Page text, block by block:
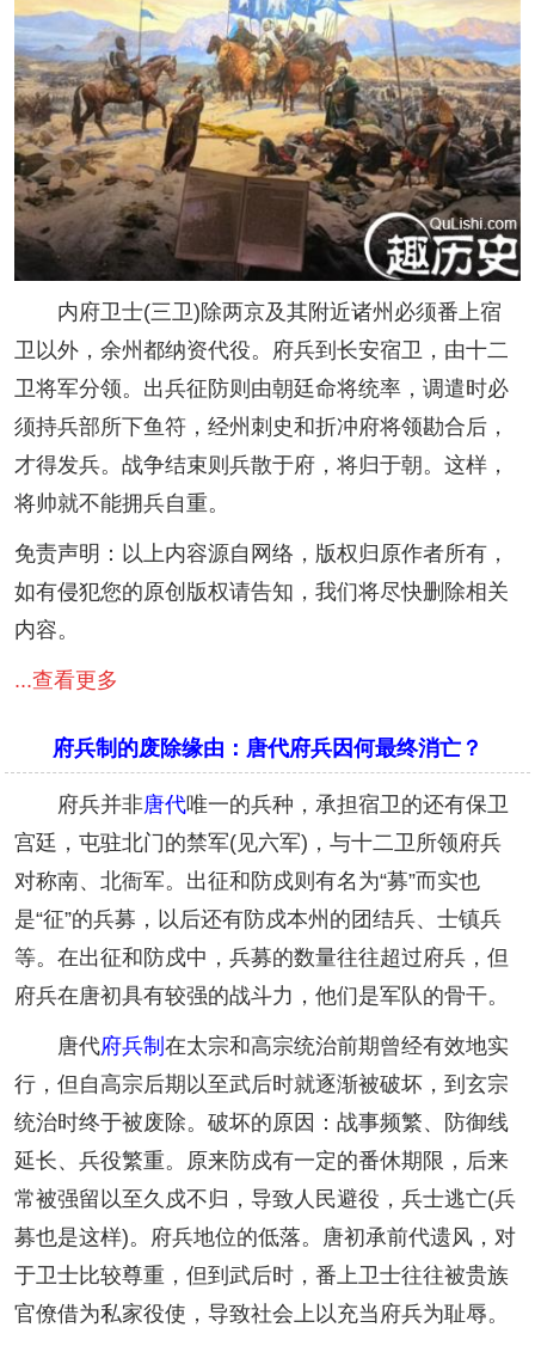
内府卫士(三卫)除两京及其附近诸州必须番上宿
卫以外，余州都纳资代役。府兵到长安宿卫，由十二
卫将军分领。出兵征防则由朝廷命将统率，调遣时必
须持兵部所下鱼符，经州刺史和折冲府将领勘合后，
才得发兵。战争结束则兵散于府，将归于朝。这样，
将帅就不能拥兵自重。
免责声明：以上内容源自网络，版权归原作者所有，
如有侵犯您的原创版权请告知，我们将尽快删除相关
内容。
...查看更多
府兵制的废除缘由：唐代府兵因何最终消亡？
府兵并非唐代唯一的兵种，承担宿卫的还有保卫
宫廷，屯驻北门的禁军(见六军)，与十二卫所领府兵
对称南、北衙军。出征和防戍则有名为“募”而实也
是“征”的兵募，以后还有防戍本州的团结兵、士镇兵
等。在出征和防戍中，兵募的数量往往超过府兵，但
府兵在唐初具有较强的战斗力，他们是军队的骨干。
唐代府兵制 在太宗和高宗统治前期曾经有效地实
行，但自高宗后期以至武后时就逐渐被破坏，到玄宗
统治时终于被废除。破坏的原因：战事频繁、防御线
延长、兵役繁重。原来防戍有一定的番休期限，后来
常被强留以至久戍不归，导致人民避役，兵士逃亡(兵
募也是这样)。府兵地位的低落。唐初承前代遗风，对
于卫士比较尊重，但到武后时，番上卫士往往被贵族
官僚借为私家役使，导致社会上以充当府兵为耻辱。